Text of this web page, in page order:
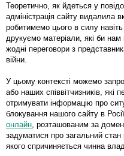
Теоретично, як йдеться у
адміністрація сайту видалила
робитимемо цього в силу
друкуємо матеріали, які би
жодні переговори з
війни.
У цьому контексті можемо
або наших співвітчизників, які
отримувати інформацію про
блокування нашого сайту в
онлайн , розташованим за
задуматися про загальний
якого спричиняється чинна